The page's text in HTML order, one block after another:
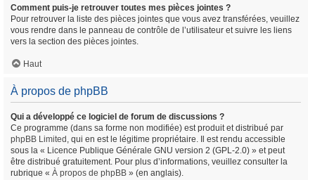
Comment puis-je retrouver toutes mes pièces jointes ?
Pour retrouver la liste des pièces jointes que vous avez transférées, veuillez
vous rendre dans le panneau de contrôle de l’utilisateur et suivre les liens
vers la section des pièces jointes.
Haut
À propos de phpBB
Qui a développé ce logiciel de forum de discussions ?
Ce programme (dans sa forme non modifiée) est produit et distribué par
phpBB Limited , qui en est le légitime propriétaire. Il est rendu accessible
sous la « Licence Publique Générale GNU version 2 (GPL-2.0) » et peut
être distribué gratuitement. Pour plus d’informations, veuillez consulter la
rubrique « À propos de phpBB » (en anglais).